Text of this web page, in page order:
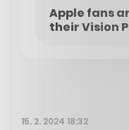
Apple fans
their Vision
15. 2. 2024 18:32